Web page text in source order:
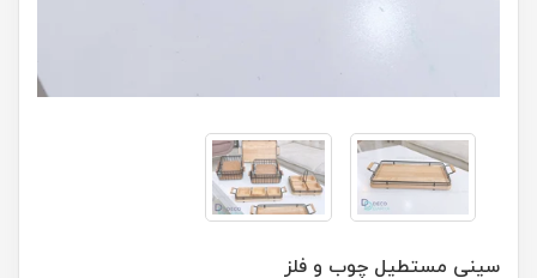
سینی مستطیل چوب و فلز